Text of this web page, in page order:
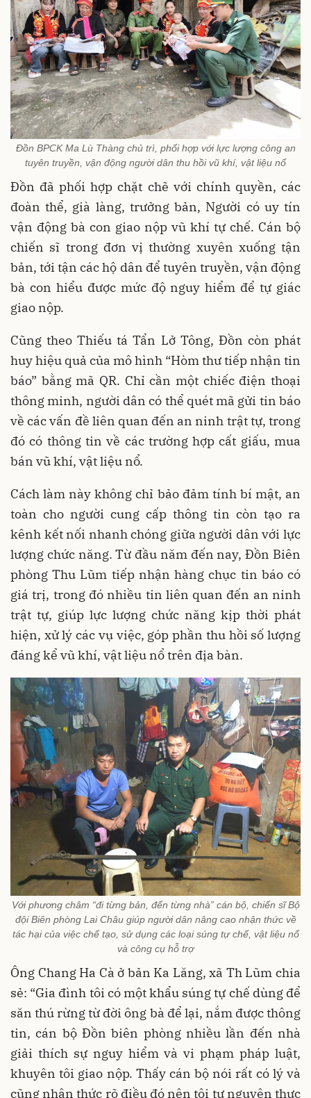
Đồn BPCK Ma Lù Thàng chủ trì, phối hợp với lực lượng công an
tuyên truyền, vận động người dân thu hồi vũ khí, vật liệu nổ
Đồn đã phối hợp chặt chẽ với chính quyền, các
đoàn thể, già làng, trưởng bản, Người có uy tín
vận động bà con giao nộp vũ khí tự chế. Cán bộ
chiến sĩ trong đơn vị thường xuyên xuống tận
bản, tới tận các hộ dân để tuyên truyền, vận động
bà con hiểu được mức độ nguy hiểm để tự giác
giao nộp.
Cũng theo Thiếu tá Tẩn Lở Tông, Đồn còn phát
huy hiệu quả của mô hình “Hòm thư tiếp nhận tin
báo” bằng mã QR. Chỉ cần một chiếc điện thoại
thông minh, người dân có thể quét mã gửi tin báo
về các vấn đề liên quan đến an ninh trật tự, trong
đó có thông tin về các trường hợp cất giấu, mua
bán vũ khí, vật liệu nổ.
Cách làm này không chỉ bảo đảm tính bí mật, an
toàn cho người cung cấp thông tin còn tạo ra
kênh kết nối nhanh chóng giữa người dân với lực
lượng chức năng. Từ đầu năm đến nay, Đồn Biên
phòng Thu Lũm tiếp nhận hàng chục tin báo có
giá trị, trong đó nhiều tin liên quan đến an ninh
trật tự, giúp lực lượng chức năng kịp thời phát
hiện, xử lý các vụ việc, góp phần thu hồi số lượng
đáng kể vũ khí, vật liệu nổ trên địa bàn.
Với phương châm “đi từng bản, đến từng nhà” cán bộ, chiến sĩ Bộ
đội Biên phòng Lai Châu giúp người dân nâng cao nhận thức về
tác hại của việc chế tạo, sử dụng các loại súng tự chế, vật liệu nổ
và công cụ hỗ trợ
Ông Chang Ha Cà ở bản Ka Lăng, xã Th Lũm chia
sẻ: “Gia đình tôi có một khẩu súng tự chế dùng để
săn thú rừng từ đời ông bà để lại, nắm được thông
tin, cán bộ Đồn biên phòng nhiều lần đến nhà
giải thích sự nguy hiểm và vi phạm pháp luật,
khuyên tôi giao nộp. Thấy cán bộ nói rất có lý và
cũng nhận thức rõ điều đó nên tôi tự nguyện thực